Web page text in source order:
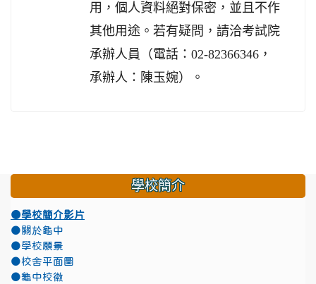
用，個人資料絕對保密，並且不作
其他用途。若有疑問，請洽考試院
承辦人員（電話：02-82366346，
承辦人：陳玉婉）。
學校簡介
●學校簡介影片
●關於龜中
●學校願景
●校舍平面圖
●龜中校徽